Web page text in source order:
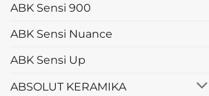
ABK Sensi 900
ABK Sensi Nuance
ABK Sensi Up
ABSOLUT KERAMIKA